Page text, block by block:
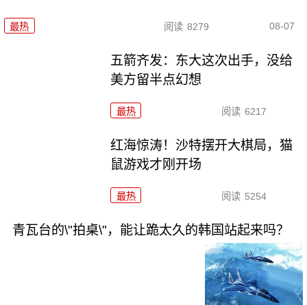
最热 阅读 8279 08-07
五箭齐发：东大这次出手，没给
美方留半点幻想
最热 阅读 6217
红海惊涛！沙特摆开大棋局，猫
鼠游戏才刚开场
最热 阅读 5254
青瓦台的\"拍桌\"，能让跪太久的韩国站起来吗？